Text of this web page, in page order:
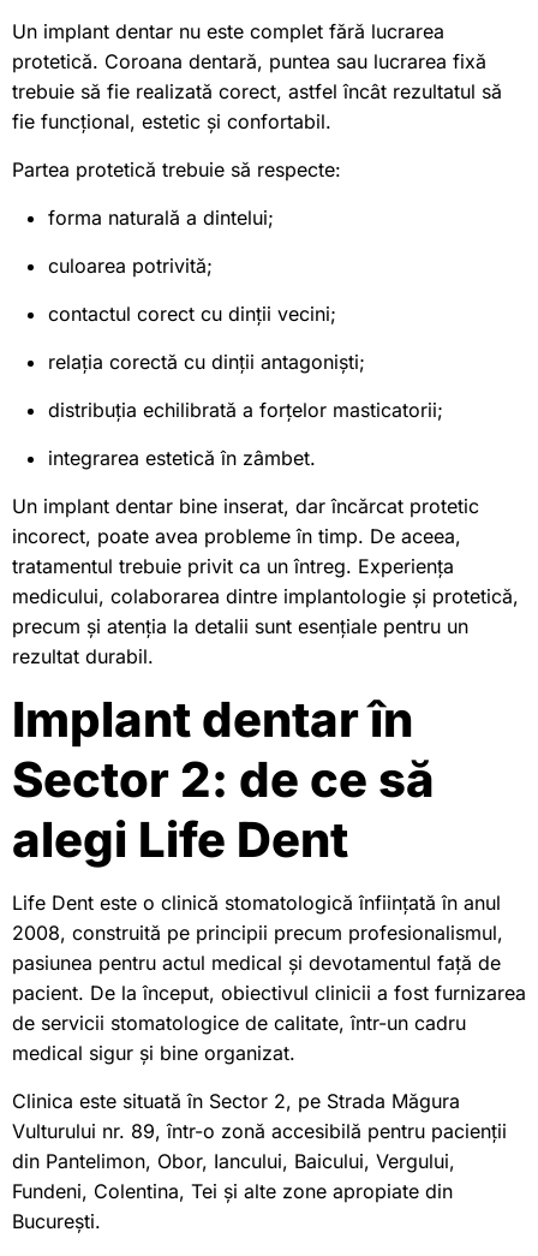
Un implant dentar nu este complet fără lucrarea
protetică. Coroana dentară, puntea sau lucrarea fixă
trebuie să fie realizată corect, astfel încât rezultatul să
fie funcțional, estetic și confortabil.
Partea protetică trebuie să respecte:
forma naturală a dintelui;
culoarea potrivită;
contactul corect cu dinții vecini;
relația corectă cu dinții antagoniști;
distribuția echilibrată a forțelor masticatorii;
integrarea estetică în zâmbet.
Un implant dentar bine inserat, dar încărcat protetic
incorect, poate avea probleme în timp. De aceea,
tratamentul trebuie privit ca un întreg. Experiența
medicului, colaborarea dintre implantologie și protetică,
precum și atenția la detalii sunt esențiale pentru un
rezultat durabil.
Implant dentar în
Sector 2: de ce să
alegi Life Dent
Life Dent este o clinică stomatologică înființată în anul
2008, construită pe principii precum profesionalismul,
pasiunea pentru actul medical și devotamentul față de
pacient. De la început, obiectivul clinicii a fost furnizarea
de servicii stomatologice de calitate, într-un cadru
medical sigur și bine organizat.
Clinica este situată în Sector 2, pe Strada Măgura
Vulturului nr. 89, într-o zonă accesibilă pentru pacienții
din Pantelimon, Obor, Iancului, Baicului, Vergului,
Fundeni, Colentina, Tei și alte zone apropiate din
București.